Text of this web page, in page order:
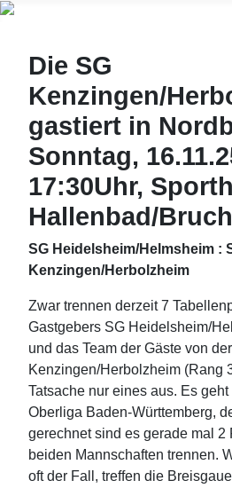
Die SG
Kenzingen/
gastiert in
Sonntag,
17:30Uhr,
Hallenbad/
SG Heidelsheim/Helmsheim :
Kenzingen/Herbolzheim
Zwar trennen derzeit 7
Gastgebers SG Heidelsheim/
und das Team der Gäste von
Kenzingen/Herbolzheim (Rang
Tatsache nur eines aus. Es
Oberliga Baden-Württemberg,
gerechnet sind es gerade mal 2
beiden Mannschaften trennen.
oft der Fall, treffen die